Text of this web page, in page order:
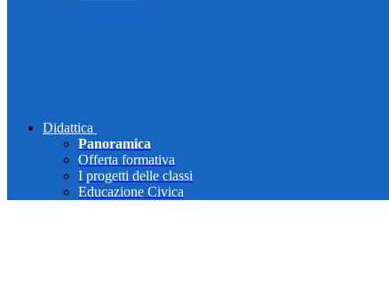
Didattica
Panoramica
Offerta formativa
I progetti delle classi
Educazione Civica